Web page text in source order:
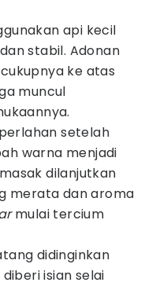
api kecil
stabil. Adonan
ke atas
muncul
setelah
warna menjadi
dilanjutkan
merata dan aroma
mulai tercium
didinginkan
isian selai